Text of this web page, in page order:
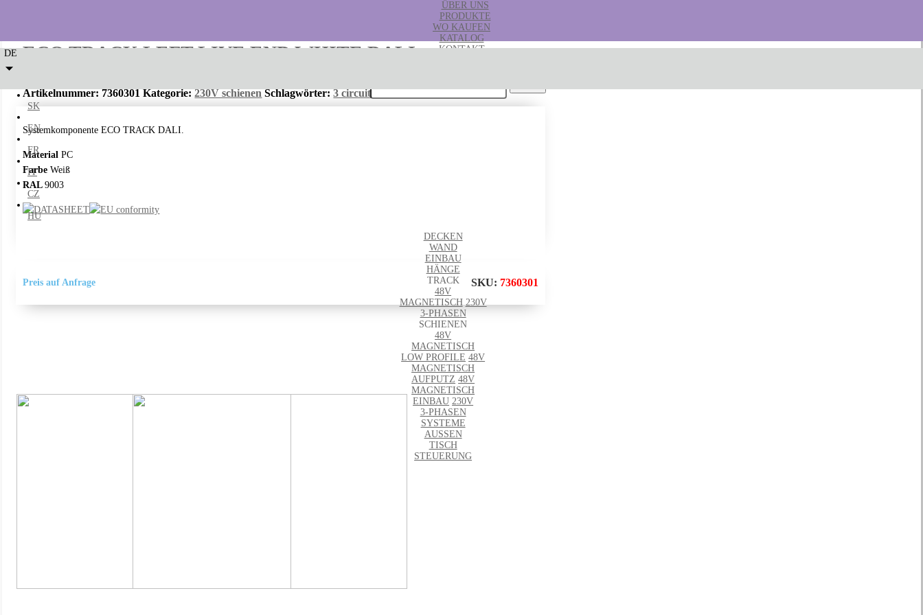
ÜBER UNS
PRODUKTE
WO KAUFEN
KATALOG
KONTAKT
nach:
DE
SK
EN
FR
IT
CZ
HU
DECKEN
WAND
EINBAU
HÄNGE
TRACK
48V
MAGNETISCH 230V
3-PHASEN
SCHIENEN
48V
MAGNETISCH
LOW PROFILE 48V
MAGNETISCH
AUFPUTZ 48V
MAGNETISCH
EINBAU 230V
3-PHASEN
SYSTEME
AUSSEN
TISCH
STEUERUNG
ECO TRACK LEFT LIVE END WHITE DALI
Artikelnummer:7360301 Kategorie:230V schienen Schlagwörter:3 circuit rails,3 fázové,3 phase,dali
Systemkomponente ECO TRACK DALI.
MaterialPC
FarbeWeiß
RAL9003
Preis auf Anfrage SKU: 7360301